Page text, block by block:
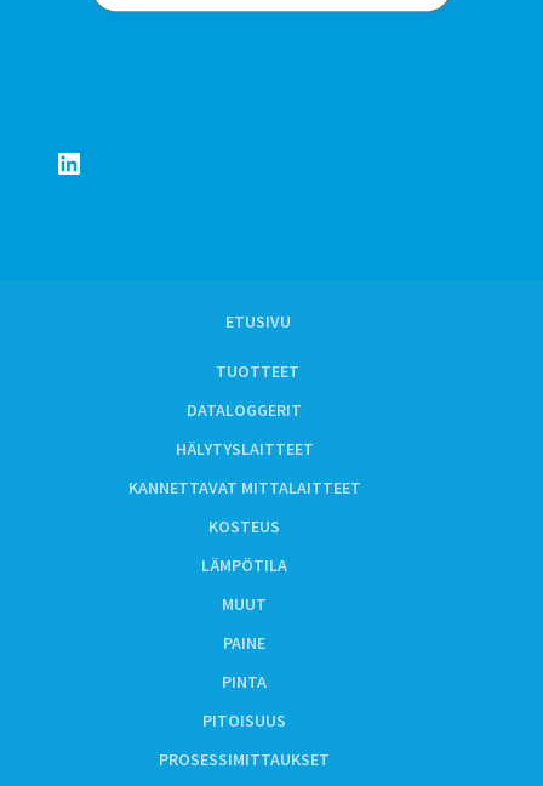
LinkedIn
ETUSIVU
TUOTTEET
DATALOGGERIT
HÄLYTYSLAITTEET
KANNETTAVAT MITTALAITTEET
KOSTEUS
LÄMPÖTILA
MUUT
PAINE
PINTA
PITOISUUS
PROSESSIMITTAUKSET